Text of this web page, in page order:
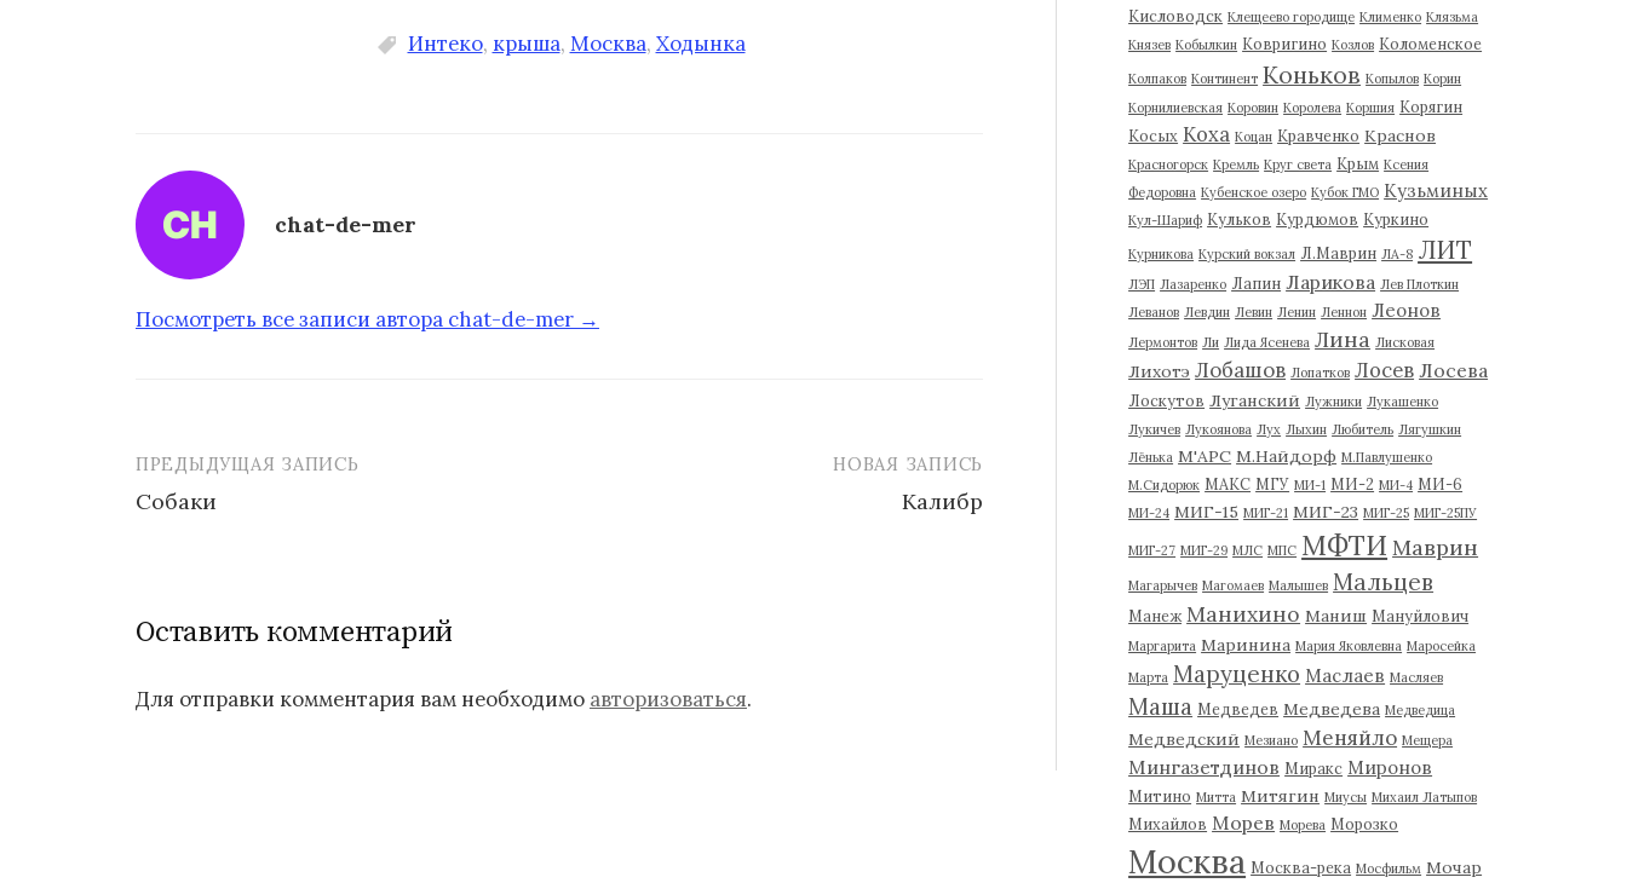
Интеко, крыша, Москва, Ходынка
chat-de-mer
Посмотреть все записи автора chat-de-mer →
в
и
ПРЕДЫДУЩАЯ ЗАПИСЬ
Собаки
НОВАЯ ЗАПИСЬ
Калибр
Оставить комментарий
Для отправки комментария вам необходимо авторизоваться.
Кисловодск Клещеево городище Клименко Клязьма
Князев Кобылкин Ковригино Козлов Коломенское
Колпаков Континент Коньков Копылов Корин
Корнилиевская Коровин Королева Коршия Корягин
Косых Коха Коцан Кравченко Краснов
Красногорск Кремль Круг света Крым Ксения
Федоровна Кубенское озеро Кубок ГМО Кузьминых
Кул-Шариф Кульков Курдюмов Куркино
Курникова Курский вокзал Л.Маврин ЛА-8 ЛИТ
ЛЭП Лазаренко Лапин Ларикова Лев Плоткин
Леванов Левдин Левин Ленин Леннон Леонов
Лермонтов Ли Лида Ясенева Лина Лисковая
Лихотэ Лобашов Лопатков Лосев Лосева
Лоскутов Луганский Лужники Лукашенко
Лукичев Лукоянова Лух Лыхин Любитель Лягушкин
Лёнька М'АРС М.Найдорф М.Павлушенко
М.Сидорюк МАКС МГУ МИ-1 МИ-2 МИ-4 МИ-6
МИ-24 МИГ-15 МИГ-21 МИГ-23 МИГ-25 МИГ-25ПУ
МИГ-27 МИГ-29 МЛС МПС МФТИ Маврин
Магарычев Магомаев Малышев Мальцев
Манеж Манихино Маниш Мануйлович
Маргарита Маринина Мария Яковлевна Маросейка
Марта Маруценко Маслаев Масляев
Маша Медведев Медведева Медведица
Медведский Мезиано Меняйло Мещера
Мингазетдинов Миракс Миронов
Митино Митта Митягин Миусы Михаил Латыпов
Михайлов Морев Морева Морозко
Москва Москва-река Мосфильм Мочар